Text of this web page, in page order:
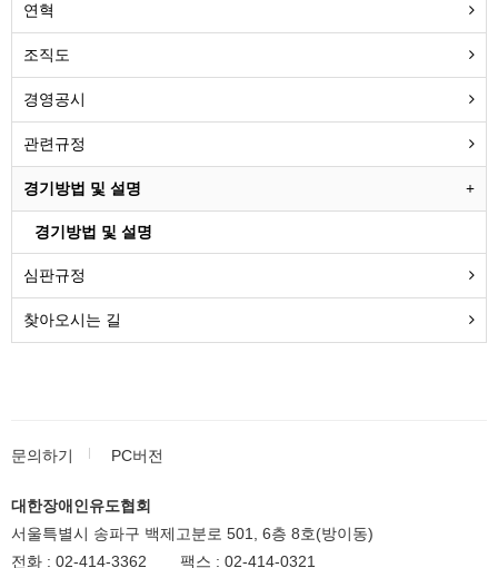
연혁
조직도
경영공시
관련규정
경기방법 및 설명
경기방법 및 설명
심판규정
찾아오시는 길
문의하기 PC버전
대한장애인유도협회
서울특별시 송파구 백제고분로 501, 6층 8호(방이동)
전화 : 02-414-3362 팩스 : 02-414-0321